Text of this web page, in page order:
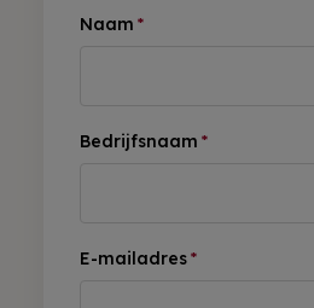
Naam *
Bedrijfsnaam *
E-mailadres*